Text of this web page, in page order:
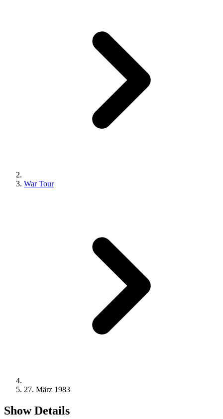
War Tour
27. März 1983
Show Details